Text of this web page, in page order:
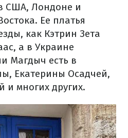
США, Лондоне и
Ее платья
как Кэтрин Зета
а в Украине
Магдыч есть в
Екатерины Осадчей,
многих других.